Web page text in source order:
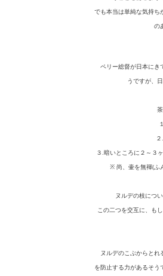
でも本当は単純な気持ち
の
ペリー総督が日本にき
うですが、
茶
３.暗いところに２～３
※ 尚、壷を無褌(ふ
ヌルデの枝につい
この二つを交互に、も
ヌルデのこぶからとれ
を防止する力があるそう